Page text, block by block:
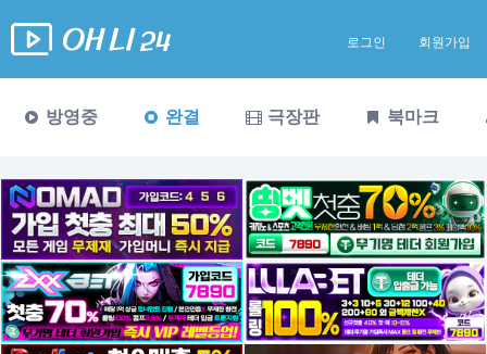
로그인 회원가입
방영중 완결 극장판 북마크